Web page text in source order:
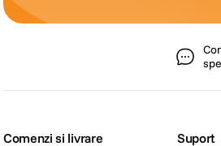
Comenzi si livrare Suport